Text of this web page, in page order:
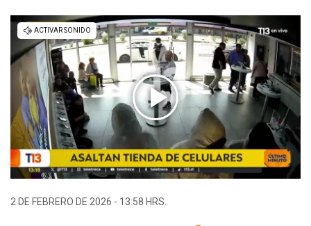
2 DE FEBRERO DE 2026 - 13:58 HRS.